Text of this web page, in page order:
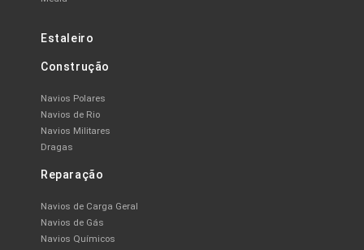
Estaleiro
Construção
Navios Polares
Navios de Rio
Navios Militares
Dragas
Reparação
Navios de Carga Geral
Navios de Gás
Navios Químicos